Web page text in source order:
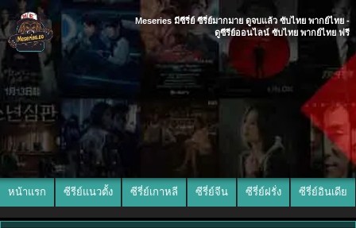
Meseries มีซีรี่ย์ ซีรี่ย์มากมาย ดูจบแล้ว ซับไทย พากย์ไทย -
ดูซีรีย์ออนไลน์ ซับไทย พากย์ไทย ฟรี
หน้าแรก ซีรีย์แนวตั้ง ซีรี่ย์เกาหลี ซีรี่ย์จีน ซีรี่ย์ฝรั่ง ซีรี่ย์อินเดีย